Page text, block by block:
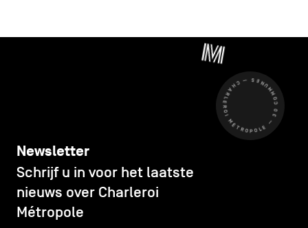
CHARLEROI MÉTROPOLE — 30 COMMUNES —
Newsletter
Schrijf u in voor het laatste
nieuws over Charleroi
Métropole